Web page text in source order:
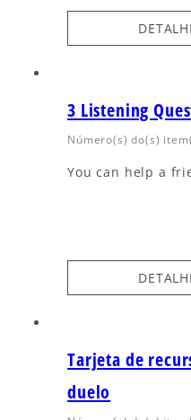
3 Listening
Número(s) do(s)
You can help a
Tarjeta de
duelo